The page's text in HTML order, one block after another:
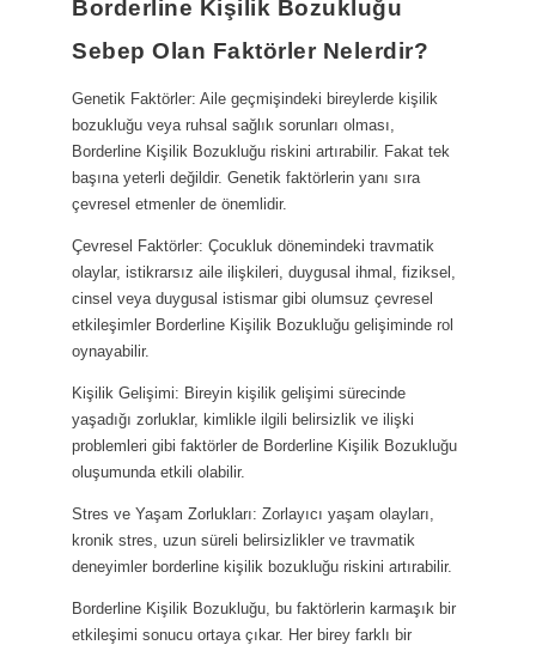
Borderline Kişilik Bozukluğu
Sebep Olan Faktörler Nelerdir?
Genetik Faktörler: Aile geçmişindeki bireylerde kişilik
bozukluğu veya ruhsal sağlık sorunları olması,
Borderline Kişilik Bozukluğu riskini artırabilir. Fakat tek
başına yeterli değildir. Genetik faktörlerin yanı sıra
çevresel etmenler de önemlidir.
Çevresel Faktörler: Çocukluk dönemindeki travmatik
olaylar, istikrarsız aile ilişkileri, duygusal ihmal, fiziksel,
cinsel veya duygusal istismar gibi olumsuz çevresel
etkileşimler Borderline Kişilik Bozukluğu gelişiminde rol
oynayabilir.
Kişilik Gelişimi: Bireyin kişilik gelişimi sürecinde
yaşadığı zorluklar, kimlikle ilgili belirsizlik ve ilişki
problemleri gibi faktörler de Borderline Kişilik Bozukluğu
oluşumunda etkili olabilir.
Stres ve Yaşam Zorlukları: Zorlayıcı yaşam olayları,
kronik stres, uzun süreli belirsizlikler ve travmatik
deneyimler borderline kişilik bozukluğu riskini artırabilir.
Borderline Kişilik Bozukluğu, bu faktörlerin karmaşık bir
etkileşimi sonucu ortaya çıkar. Her birey farklı bir